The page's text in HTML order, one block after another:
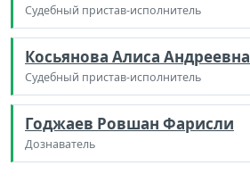
Судебный пристав-исполнитель
Косьянова Алиса Андреевна
Судебный пристав-исполнитель
Годжаев Ровшан Фарисли
Дознаватель